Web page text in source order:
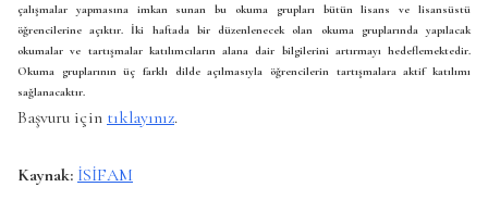
çalışmalar yapmasına imkan sunan bu okuma grupları bütün lisans ve lisansüstü
öğrencilerine açıktır. İki haftada bir düzenlenecek olan okuma gruplarında yapılacak
okumalar ve tartışmalar katılımcıların alana dair bilgilerini artırmayı hedeflemektedir.
Okuma gruplarının üç farklı dilde açılmasıyla öğrencilerin tartışmalara aktif katılımı
sağlanacaktır.
Başvuru için tıklayınız.
Kaynak: İSİFAM